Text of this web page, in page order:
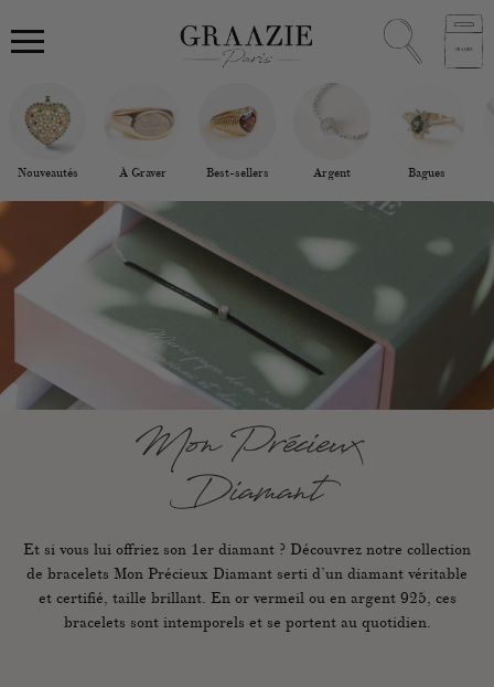
Nouveautés À Graver Best-sellers Argent Bagues
Mon Précieux
Diamant
Et si vous lui offriez son 1er diamant ? Découvrez notre collection
de bracelets Mon Précieux Diamant serti d’un diamant véritable
et certifié, taille brillant. En or vermeil ou en argent 925, ces
bracelets sont intemporels et se portent au quotidien.